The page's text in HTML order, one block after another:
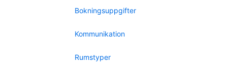
Bokningsuppgifter
Kommunikation
Rumstyper